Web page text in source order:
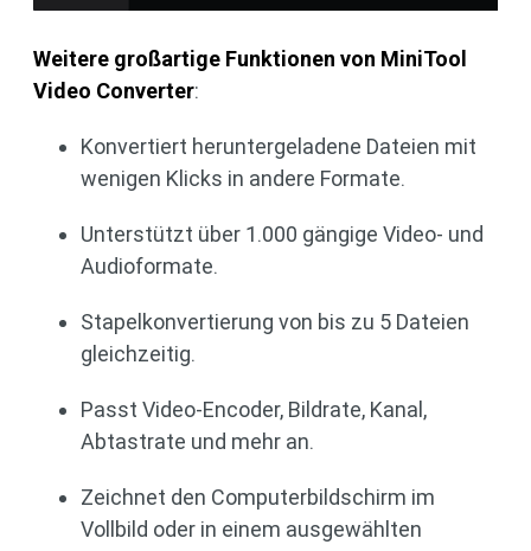
Weitere großartige Funktionen von MiniTool
Video Converter:
Konvertiert heruntergeladene Dateien mit
wenigen Klicks in andere Formate.
Unterstützt über 1.000 gängige Video- und
Audioformate.
Stapelkonvertierung von bis zu 5 Dateien
gleichzeitig.
Passt Video-Encoder, Bildrate, Kanal,
Abtastrate und mehr an.
Zeichnet den Computerbildschirm im
Vollbild oder in einem ausgewählten